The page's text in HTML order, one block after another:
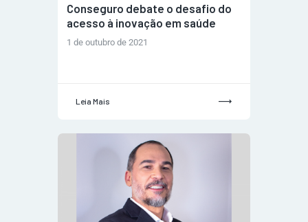
Conseguro debate o desafio do
acesso à inovação em saúde
1 de outubro de 2021
Leia Mais